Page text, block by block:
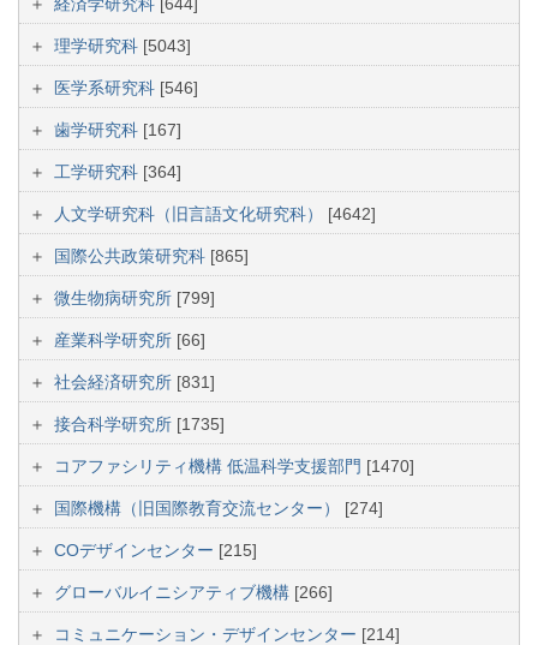
理学研究科 [5043]
医学系研究科 [546]
歯学研究科 [167]
工学研究科 [364]
人文学研究科（旧言語文化研究科） [4642]
国際公共政策研究科 [865]
微生物病研究所 [799]
産業科学研究所 [66]
社会経済研究所 [831]
接合科学研究所 [1735]
コアファシリティ機構 低温科学支援部門 [1470]
国際機構（旧国際教育交流センター） [274]
COデザインセンター [215]
グローバルイニシアティブ機構 [266]
コミュニケーション・デザインセンター [214]